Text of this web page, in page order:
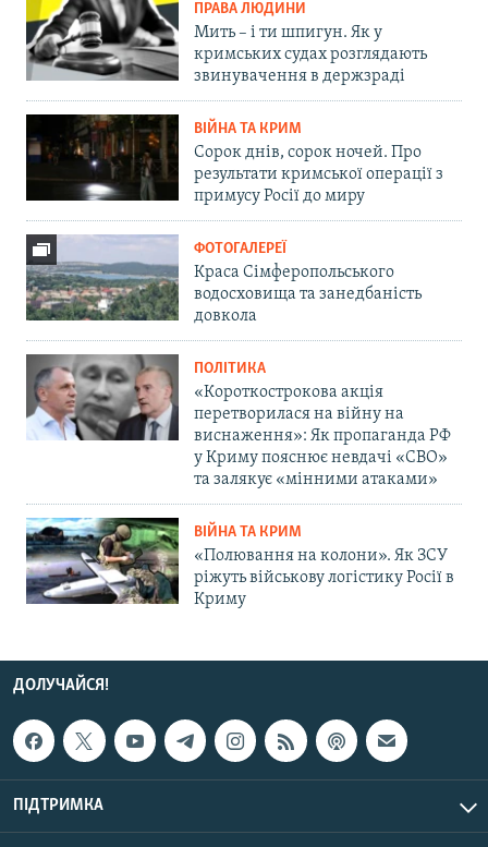
ПРАВА ЛЮДИНИ
Мить – і ти шпигун. Як у
кримських судах розглядають
звинувачення в держзраді
ВІЙНА ТА КРИМ
Сорок днів, сорок ночей. Про
результати кримської операції з
примусу Росії до миру
ФОТОГАЛЕРЕЇ
Краса Сімферопольського
водосховища та занедбаність
довкола
ПОЛІТИКА
«Короткострокова акція
перетворилася на війну на
виснаження»: Як пропаганда РФ
у Криму пояснює невдачі «СВО»
та залякує «мінними атаками»
ВІЙНА ТА КРИМ
«Полювання на колони». Як ЗСУ
ріжуть військову логістику Росії в
Криму
ДОЛУЧАЙСЯ!
ПІДТРИМКА